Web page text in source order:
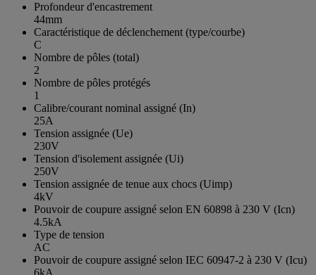
Profondeur d'encastrement
44mm
Caractéristique de déclenchement (type/courbe)
C
Nombre de pôles (total)
2
Nombre de pôles protégés
1
Calibre/courant nominal assigné (In)
25A
Tension assignée (Ue)
230V
Tension d'isolement assignée (Ui)
250V
Tension assignée de tenue aux chocs (Uimp)
4kV
Pouvoir de coupure assigné selon EN 60898 à 230 V (Icn)
4.5kA
Type de tension
AC
Pouvoir de coupure assigné selon IEC 60947-2 à 230 V (Icu)